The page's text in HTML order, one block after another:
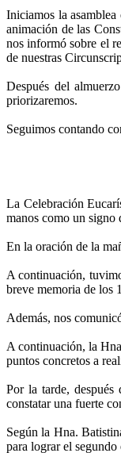
Iniciamos la
animación de las
nos informó sobre el
de nuestras
Después del
priorizaremos.
Seguimos contando
La Celebración
manos como un signo
En la oración de la
A continuación,
breve memoria de los
Además, nos
A continuación, la
puntos concretos a
Por la tarde,
constatar una fuerte
Según la Hna.
para lograr el